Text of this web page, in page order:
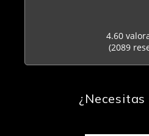
4.60
(2089
¿Necesitas